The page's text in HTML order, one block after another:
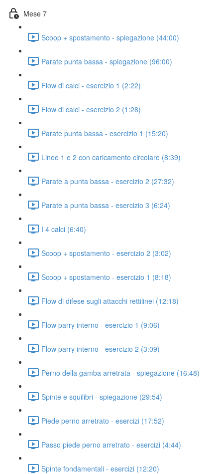
Mese 7
Scoop + spostamento - spiegazione (44:00)
Parate punta bassa - spiegazione (96:00)
Flow di calci - esercizio 1 (2:22)
Flow di calci - esercizio 2 (1:28)
Parate punta bassa - esercizio 1 (15:20)
Linee 1 e 2 con caricamento circolare (8:39)
Parate a punta bassa - esercizio 2 (27:32)
Parate a punta bassa - esercizio 3 (6:24)
I 4 calci (6:40)
Scoop + spostamento - esercizio 2 (3:02)
Scoop + spostamento - esercizio 1 (8:18)
Flow di difese sugli attacchi rettilinei (12:18)
Flow parry interno - esercizio 1 (9:06)
Flow parry interno - esercizio 2 (3:09)
Perno della gamba arretrata - spiegazione (16:48)
Spinte e squilibri - spiegazione (29:54)
Piede perno arretrato - esercizi (17:52)
Passo piede perno arretrato - esercizi (4:44)
Spinte fondamentali - esercizi (12:20)